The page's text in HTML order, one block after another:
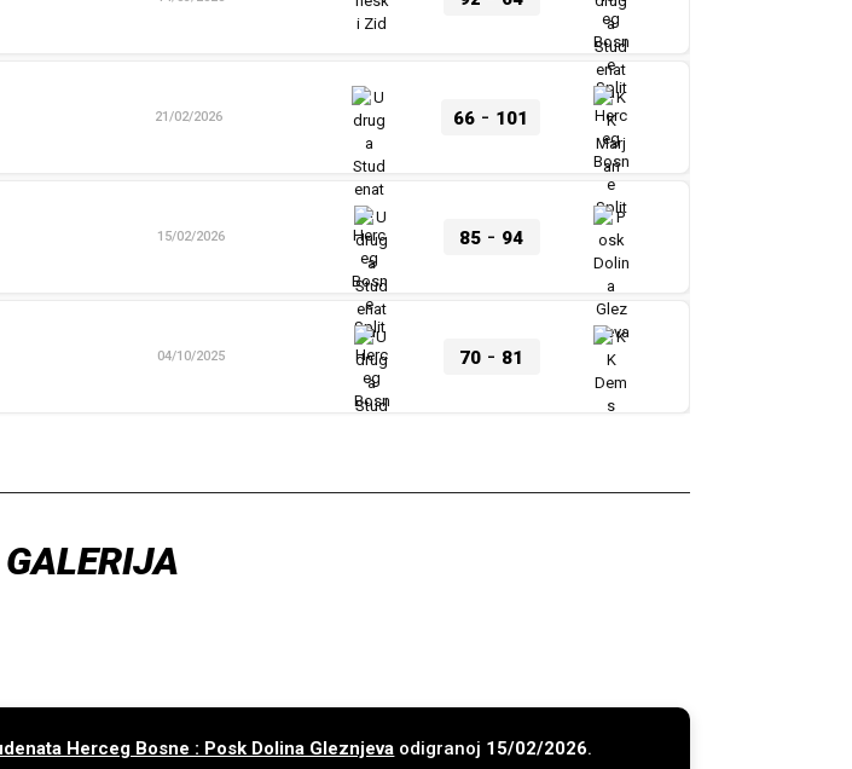
21/02/2026 66- 101
15/02/2026 85 - 94
04/10/2025 70 - 81
Herceg Bosne : Posk Dolina Gleznjeva odigranoj 15/02/2026.